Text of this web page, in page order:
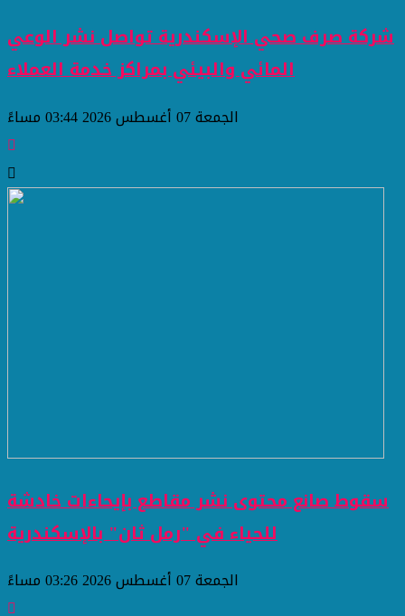
شركة صرف صحي الإسكندرية تواصل نشر الوعي
المائي والبيئي بمراكز خدمة العملاء
الجمعة 07 أغسطس 2026 03:44 مساءً
سقوط صانع محتوى نشر مقاطع بإيحاءات خادشة
للحياء في "رمل ثان" بالإسكندرية
الجمعة 07 أغسطس 2026 03:26 مساءً